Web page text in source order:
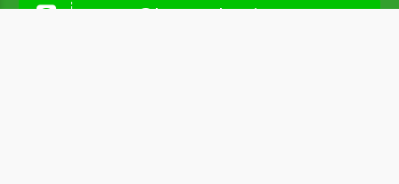
@krungthepinter